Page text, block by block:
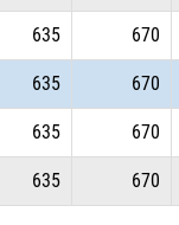
635 670
635 670
635 670
635 670